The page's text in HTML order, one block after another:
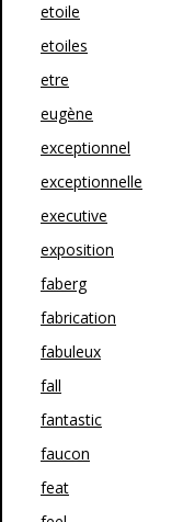
etoile
etoiles
etre
eugène
exceptionnel
exceptionnelle
executive
exposition
faberg
fabrication
fabuleux
fall
fantastic
faucon
feat